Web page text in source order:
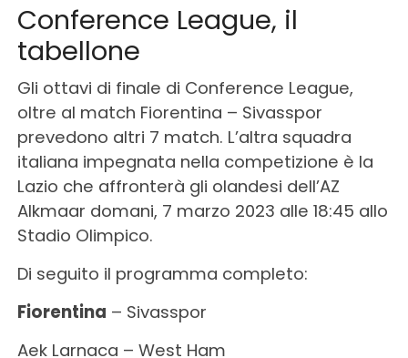
Conference League, il
tabellone
Gli ottavi di finale di Conference League,
oltre al match Fiorentina – Sivasspor
prevedono altri 7 match. L’altra squadra
italiana impegnata nella competizione è la
Lazio che affronterà gli olandesi dell’AZ
Alkmaar domani, 7 marzo 2023 alle 18:45 allo
Stadio Olimpico.
Di seguito il programma completo:
Fiorentina – Sivasspor
Aek Larnaca – West Ham